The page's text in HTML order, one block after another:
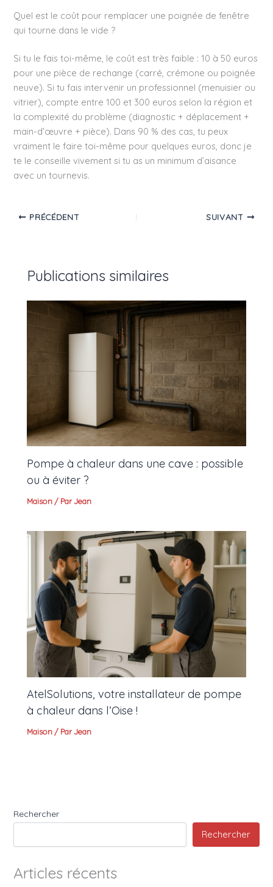
Quel est le coût pour remplacer une poignée de fenêtre
qui tourne dans le vide ?
Si tu le fais toi-même, le coût est très faible : 10 à 50 euros
pour une pièce de rechange (carré, crémone ou poignée
neuve). Si tu fais intervenir un professionnel (menuisier ou
vitrier), compte entre 100 et 300 euros selon la région et
la complexité du problème (diagnostic + déplacement +
main-d’œuvre + pièce). Dans 90 % des cas, tu peux
vraiment le faire toi-même pour quelques euros, donc je
te le conseille vivement si tu as un minimum d’aisance
avec un tournevis.
PRÉCÉDENT SUIVANT
Publications similaires
Pompe à chaleur dans une cave : possible
ou à éviter ?
Maison / ParJean
AtelSolutions, votre installateur de pompe
à chaleur dans l’Oise !
Maison / ParJean
Rechercher
Rechercher
Articles récents